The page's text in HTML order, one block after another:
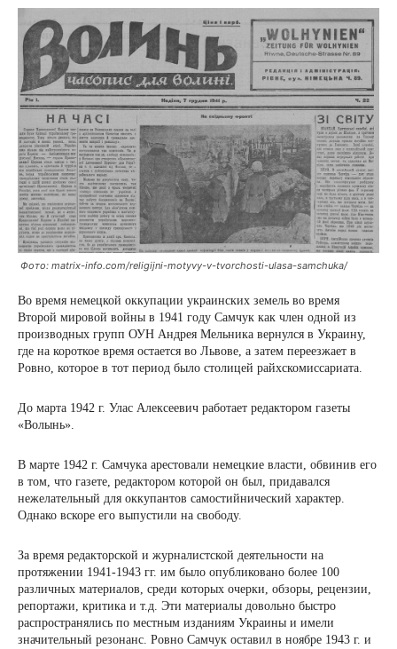
Фото: matrix-info.com/religijni-motyvy-v-tvorchosti-ulasa-samchuka/
Во время немецкой оккупации украинских земель во время
Второй мировой войны в 1941 году Самчук как член одной из
производных групп ОУН Андрея Мельника вернулся в Украину,
где на короткое время остается во Львове, а затем переезжает в
Ровно, которое в тот период было столицей райхскомиссариата.
До марта 1942 г. Улас Алексеевич работает редактором газеты
«Волынь».
В марте 1942 г. Самчука арестовали немецкие власти, обвинив его
в том, что газете, редактором которой он был, придавался
нежелательный для оккупантов самостийнический характер.
Однако вскоре его выпустили на свободу.
За время редакторской и журналистской деятельности на
протяжении 1941-1943 гг. им было опубликовано более 100
различных материалов, среди которых очерки, обзоры, рецензии,
репортажи, критика и т.д. Эти материалы довольно быстро
распространялись по местным изданиям Украины и имели
значительный резонанс. Ровно Самчук оставил в ноябре 1943 г. и